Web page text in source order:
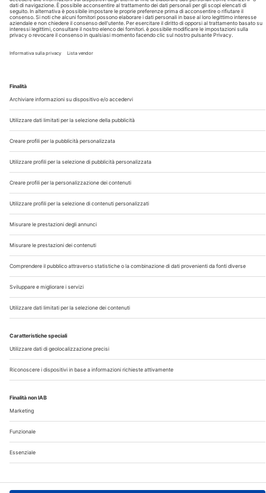
Chi Siamo
Contatti
Note Legali
©2026 Edra S.p.a | www.edraspa.it | P.iva 08056040960
| Tel. 02/881841 | Sede legale: Viale Enrico Forlanini 21 -
20134 Milano (Italy)
Registrazione Tribunale di Milano n° 5578/2022 del
5/05/2022